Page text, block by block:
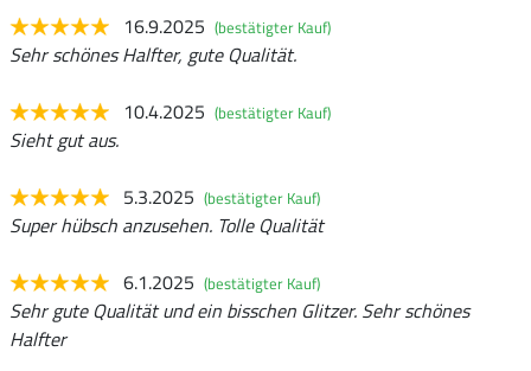
16.9.2025 (bestätigter Kauf)
Sehr schönes Halfter, gute Qualität.
10.4.2025 (bestätigter Kauf)
Sieht gut aus.
5.3.2025 (bestätigter Kauf)
Super hübsch anzusehen. Tolle Qualität
6.1.2025 (bestätigter Kauf)
Sehr gute Qualität und ein bisschen Glitzer. Sehr schönes
Halfter